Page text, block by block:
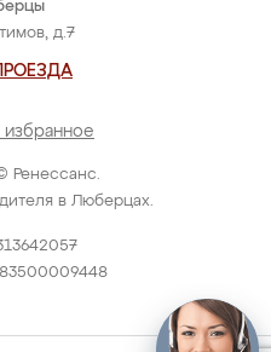
Ренессанс.
в Люберцах.
д.7